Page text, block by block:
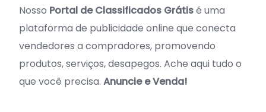
Nosso Portal de Classificados Grátisé uma
plataforma de publicidade online que conecta
vendedores a compradores, promovendo
produtos, serviços, desapegos. Ache aqui tudo o
que você precisa. Anuncie e Venda!